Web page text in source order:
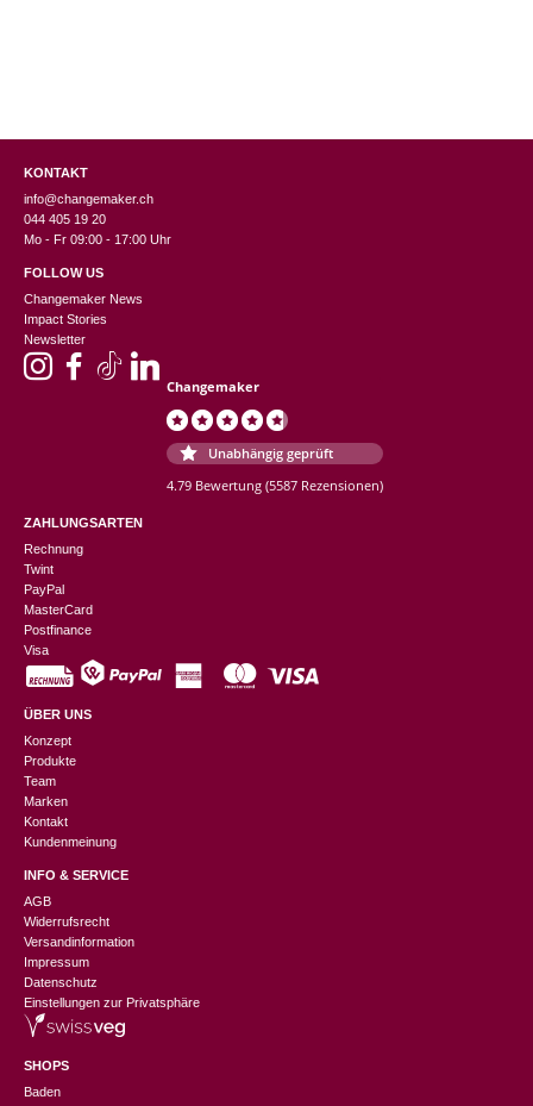
KONTAKT
info@changemaker.ch
044 405 19 20
Mo - Fr 09:00 - 17:00 Uhr
FOLLOW US
Changemaker News
Impact Stories
Newsletter
Changemaker
Unabhängig geprüft
4.79 Bewertung (5587 Rezensionen)
ZAHLUNGSARTEN
Rechnung
Twint
PayPal
MasterCard
Postfinance
Visa
ÜBER UNS
Konzept
Produkte
Team
Marken
Kontakt
Kundenmeinung
INFO & SERVICE
AGB
Widerrufsrecht
Versandinformation
Impressum
Datenschutz
Einstellungen zur Privatsphäre
SHOPS
Baden